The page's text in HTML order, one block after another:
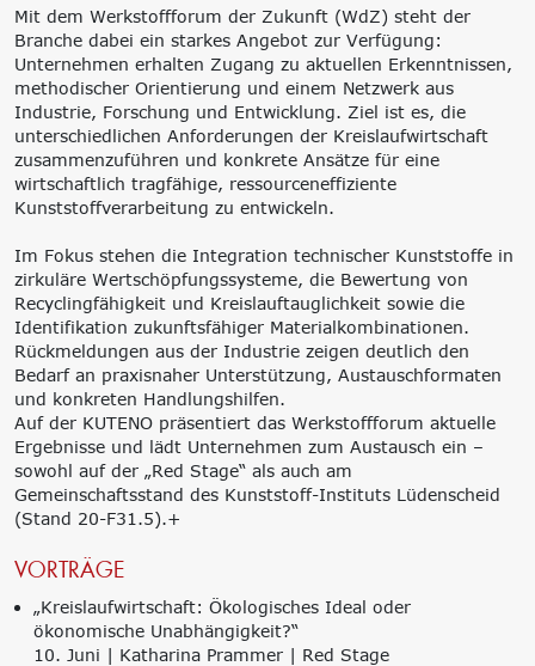
Mit dem Werkstoffforum der Zukunft (WdZ) steht der
Branche dabei ein starkes Angebot zur Verfügung:
Unternehmen erhalten Zugang zu aktuellen Erkenntnissen,
methodischer Orientierung und einem Netzwerk aus
Industrie, Forschung und Entwicklung. Ziel ist es, die
unterschiedlichen Anforderungen der Kreislaufwirtschaft
zusammenzuführen und konkrete Ansätze für eine
wirtschaftlich tragfähige, ressourceneffiziente
Kunststoffverarbeitung zu entwickeln.
Im Fokus stehen die Integration technischer Kunststoffe in
zirkuläre Wertschöpfungssysteme, die Bewertung von
Recyclingfähigkeit und Kreislauftauglichkeit sowie die
Identifikation zukunftsfähiger Materialkombinationen.
Rückmeldungen aus der Industrie zeigen deutlich den
Bedarf an praxisnaher Unterstützung, Austauschformaten
und konkreten Handlungshilfen.
Auf der KUTENO präsentiert das Werkstoffforum aktuelle
Ergebnisse und lädt Unternehmen zum Austausch ein –
sowohl auf der „Red Stage“ als auch am
Gemeinschaftsstand des Kunststoff-Instituts Lüdenscheid
(Stand 20-F31.5).+
VORTRÄGE
„Kreislaufwirtschaft: Ökologisches Ideal oder
ökonomische Unabhängigkeit?“
10. Juni | Katharina Prammer | Red Stage